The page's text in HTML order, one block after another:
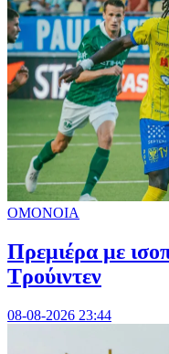
ΟΜΟΝΟΙΑ
Πρεμιέρα με
Τρούιντεν
08-08-2026 23:44